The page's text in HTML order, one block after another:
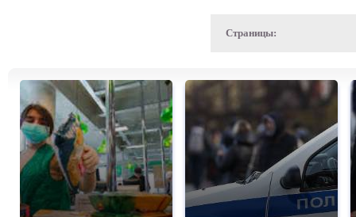
Страницы: